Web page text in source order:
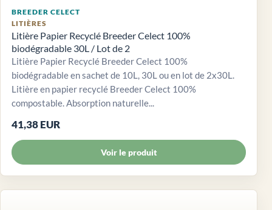
BREEDER CELECT
LITIÈRES
Litière Papier Recyclé Breeder Celect 100%
biodégradable 30L / Lot de 2
Litière Papier Recyclé Breeder Celect 100%
biodégradable en sachet de 10L, 30L ou en lot de 2x30L.
Litière en papier recyclé Breeder Celect 100%
compostable. Absorption naturelle...
41,38 EUR
Voir le produit